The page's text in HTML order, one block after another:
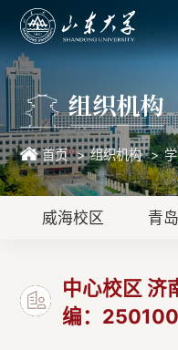
组织机构
首页 组织机构
威海校区 青
中心校区 济
编：250100